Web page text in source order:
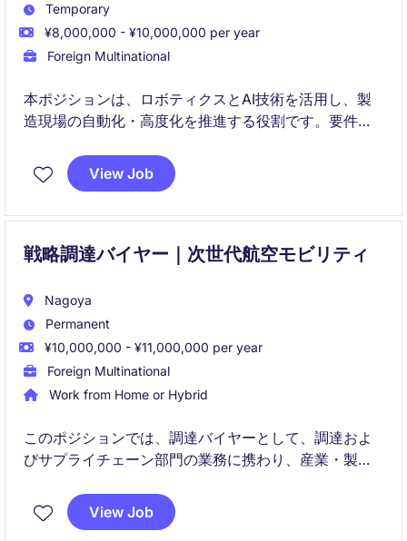
Temporary
¥8,000,000 - ¥10,000,000 per year
Foreign Multinational
本ポジションは、ロボティクスとAI技術を活用し、製
造現場の自動化・高度化を推進する役割です。要件定
ネスに直結する価値創出を担います。
View Job
戦略調達バイヤー｜次世代航空モビリティ
Nagoya
Permanent
¥10,000,000 - ¥11,000,000 per year
Foreign Multinational
Work from Home or Hybrid
このポジションでは、調達バイヤーとして、調達およ
びサプライチェーン部門の業務に携わり、産業・製造
ただきます。適切なサプライヤーの選定、交渉、及び
コスト管理に重点を置いた役割です。
View Job